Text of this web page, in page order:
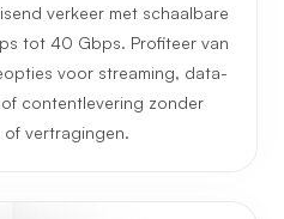
verkeer met schaalbare
tot 40 Gbps. Profiteer van
voor streaming, data-
contentlevering zonder
vertragingen.